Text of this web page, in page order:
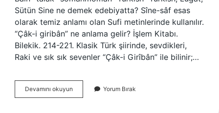
Sütün Sine ne demek edebiyatta? Sîne-sâf esas
olarak temiz anlamı olan Sufi metinlerinde kullanılır.
“Çâk-i giribân” ne anlama gelir? İşlem Kitabı.
Bilekik. 214-221. Klasik Türk şiirinde, sevdikleri,
Raki ve sık sık sevenler “Çâk-i Girîbân” ile bilinir;…
Devamını okuyun
Çak
Yorum Bırak